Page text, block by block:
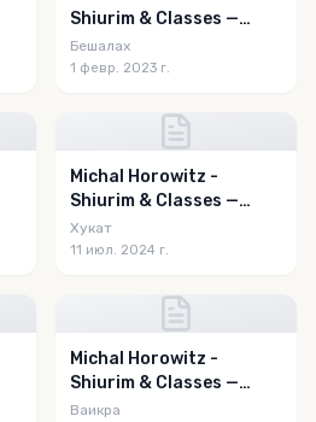
Shiurim & Classes —
Beshalach 5783
Бешалах
1 февр. 2023 г.
Michal Horowitz -
Shiurim & Classes —
Chukas 5784
Хукат
11 июл. 2024 г.
Michal Horowitz -
Shiurim & Classes —
Vayikra 5783
Ваикра